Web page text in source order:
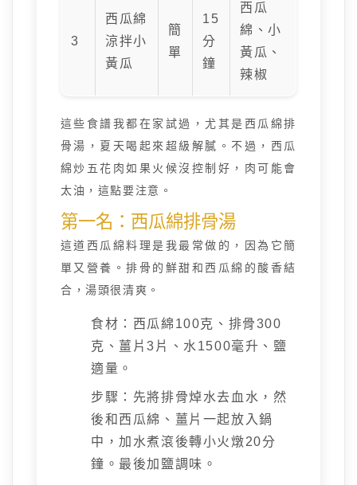
3
西瓜綿
涼拌小
黃瓜
簡
單
15
分
鐘
西瓜
綿、小
黃瓜、
辣椒
這些食譜我都在家試過，尤其是西瓜綿排
骨湯，夏天喝起來超級解膩。不過，西瓜
綿炒五花肉如果火候沒控制好，肉可能會
太油，這點要注意。
第一名：西瓜綿排骨湯
這道西瓜綿料理是我最常做的，因為它簡
單又營養。排骨的鮮甜和西瓜綿的酸香結
合，湯頭很清爽。
食材：西瓜綿100克、排骨300
克、薑片3片、水1500毫升、鹽
適量。
步驟：先將排骨焯水去血水，然
後和西瓜綿、薑片一起放入鍋
中，加水煮滾後轉小火燉20分
鐘。最後加鹽調味。